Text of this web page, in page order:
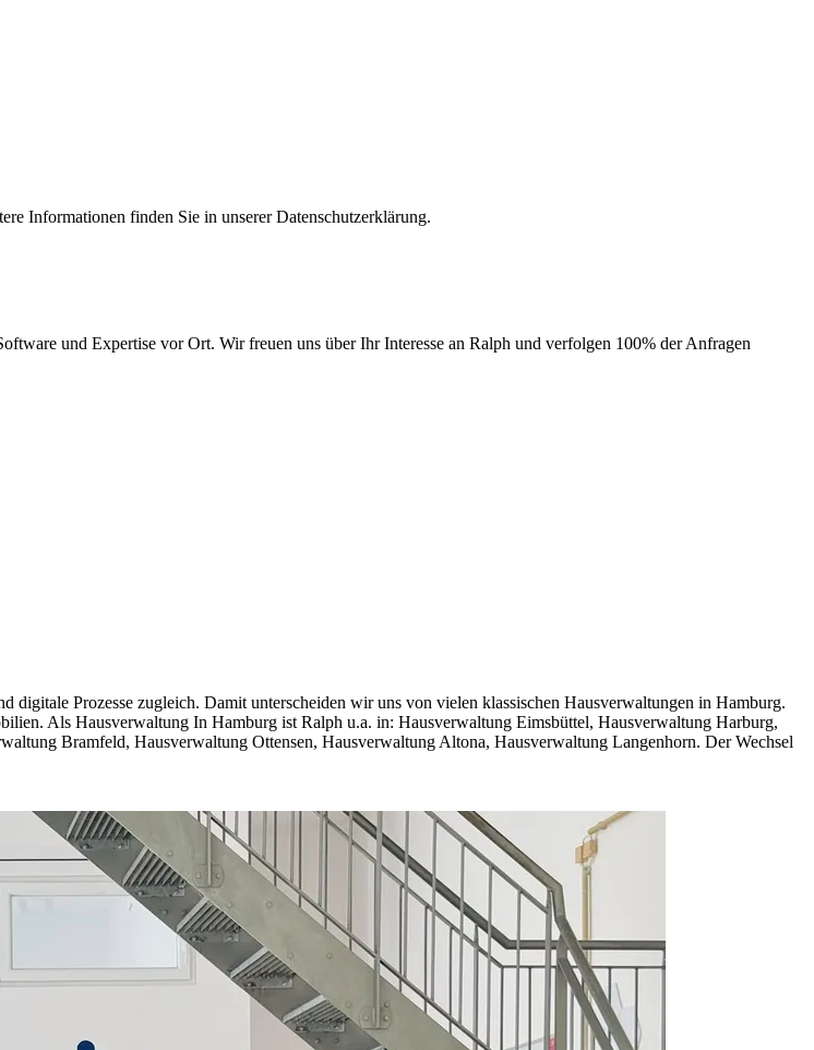
Informationen finden Sie in unserer Datenschutzerklärung.
und Expertise vor Ort. Wir freuen uns über Ihr Interesse an Ralph und verfolgen 100% der Anfragen
Prozesse zugleich. Damit unterscheiden wir uns von vielen klassischen Hausverwaltungen in Hamburg.
Als Hausverwaltung In Hamburg ist Ralph u.a. in: Hausverwaltung Eimsbüttel, Hausverwaltung Harburg,
Bramfeld, Hausverwaltung Ottensen, Hausverwaltung Altona, Hausverwaltung Langenhorn. Der Wechsel